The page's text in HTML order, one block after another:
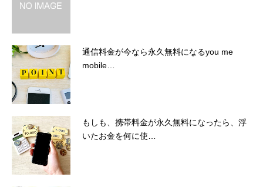
通信料金が今なら永久無料になるyou me
mobile…
もしも、携帯料金が永久無料になったら、浮
いたお金を何に使…